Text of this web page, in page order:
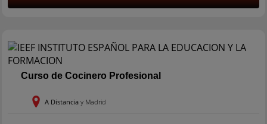
Curso de Cocinero Profesional
A Distancia y Madrid